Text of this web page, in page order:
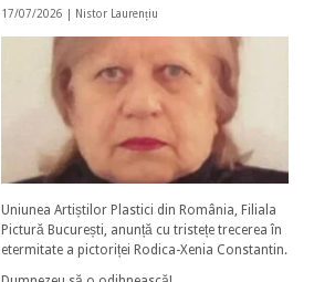
17/07/2026 | Nistor Laurențiu
Uniunea Artiștilor Plastici din România, Filiala
Pictură București, anunță cu tristețe trecerea în
etermitate a pictoriței Rodica-Xenia Constantin.